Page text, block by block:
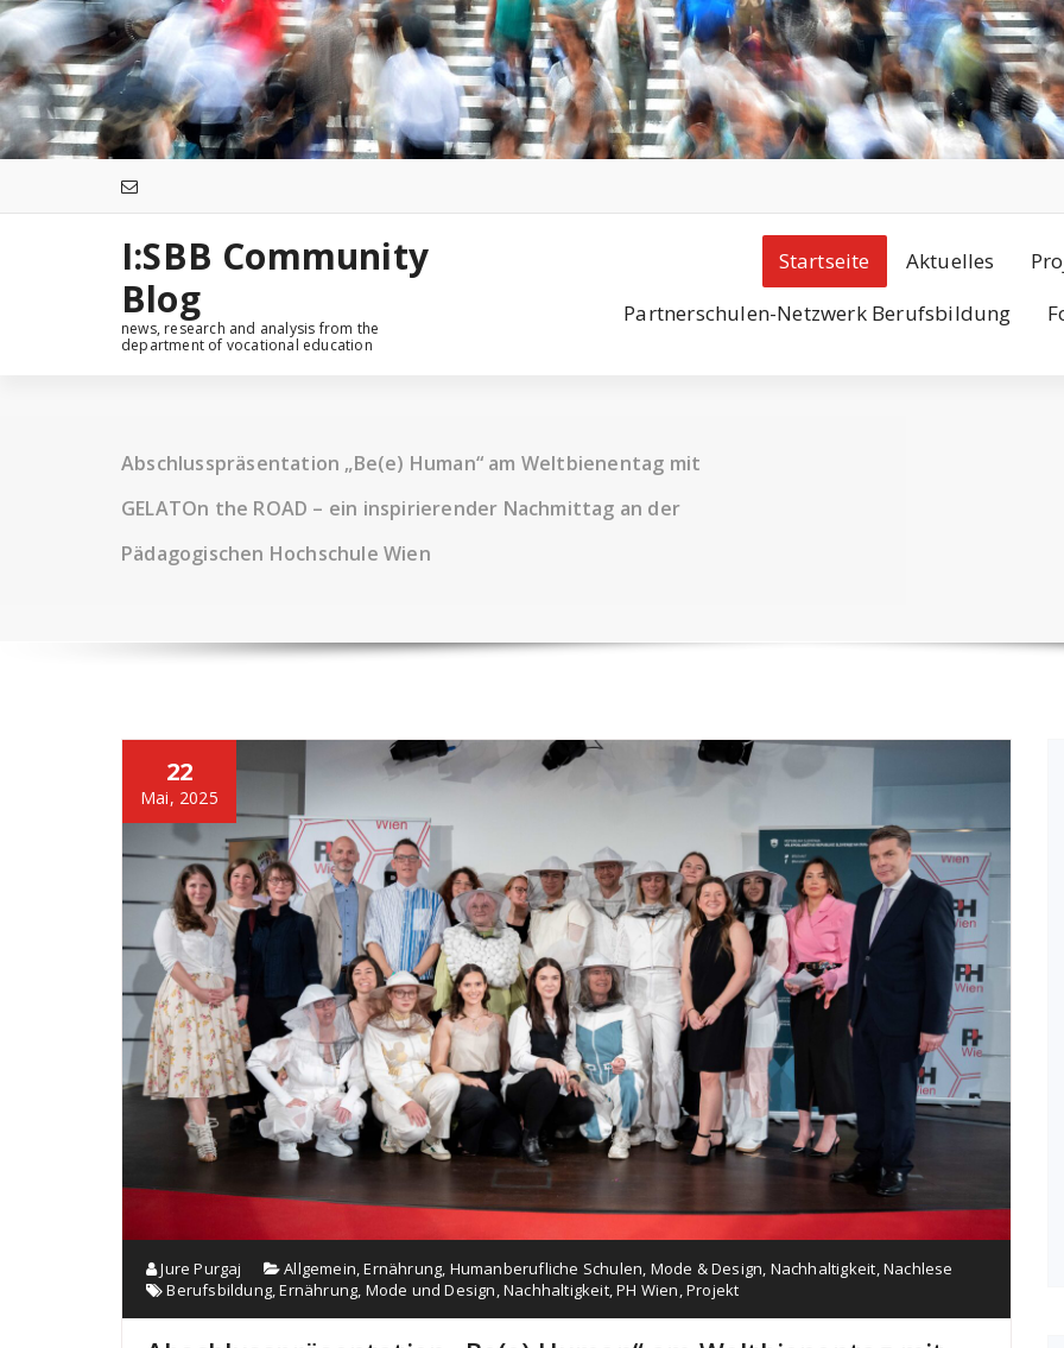
Zum
Inhalt
springen
I:SBB Community
Blog
news, research and analysis from the
department of vocational education
Startseite Aktuelles
Partnerschulen-Netzwerk Berufsbildung
Abschlusspräsentation „Be(e) Human“ am Weltbienentag mit
GELATOn the ROAD – ein inspirierender Nachmittag an der
Pädagogischen Hochschule Wien
22
Mai, 2025
Jure Purgaj Allgemein,Ernährung, Humanberufliche Schulen, Mode & Design, Nachhaltigkeit,Nachlese
Berufsbildung,Ernährung, Mode und Design,Nachhaltigkeit,PH Wien,Projekt